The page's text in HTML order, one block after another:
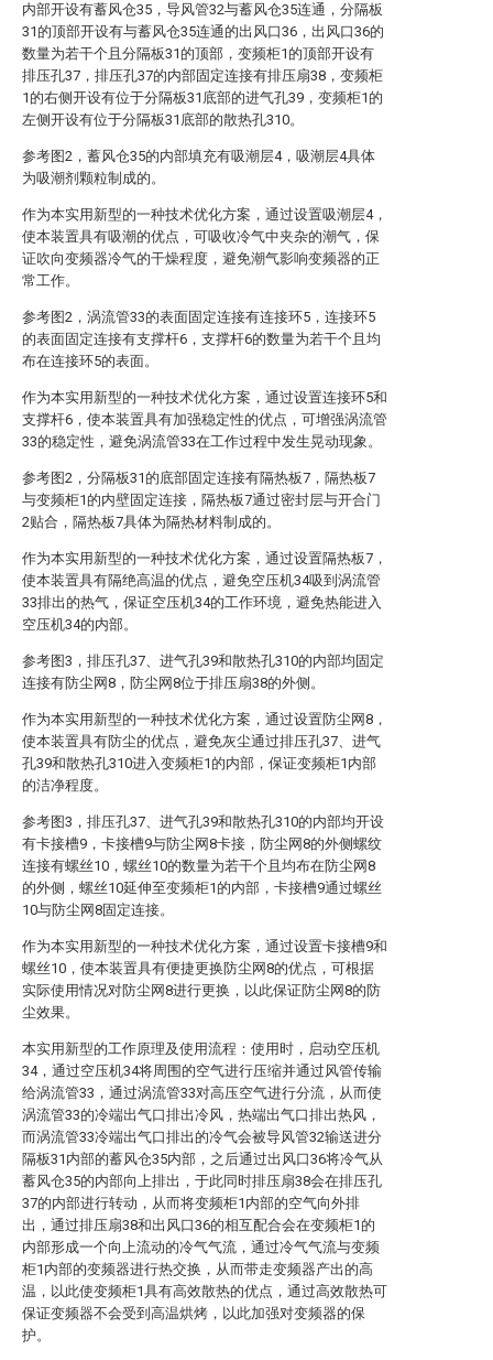
内部开设有蓄风仓35，导风管32与蓄风仓35连通，分隔板
31的顶部开设有与蓄风仓35连通的出风口36，出风口36的
数量为若干个且分隔板31的顶部，变频柜1的顶部开设有
排压孔37，排压孔37的内部固定连接有排压扇38，变频柜
1的右侧开设有位于分隔板31底部的进气孔39，变频柜1的
左侧开设有位于分隔板31底部的散热孔310。
参考图2，蓄风仓35的内部填充有吸潮层4，吸潮层4具体
为吸潮剂颗粒制成的。
作为本实用新型的一种技术优化方案，通过设置吸潮层4，
使本装置具有吸潮的优点，可吸收冷气中夹杂的潮气，保
证吹向变频器冷气的干燥程度，避免潮气影响变频器的正
常工作。
参考图2，涡流管33的表面固定连接有连接环5，连接环5
的表面固定连接有支撑杆6，支撑杆6的数量为若干个且均
布在连接环5的表面。
作为本实用新型的一种技术优化方案，通过设置连接环5和
支撑杆6，使本装置具有加强稳定性的优点，可增强涡流管
33的稳定性，避免涡流管33在工作过程中发生晃动现象。
参考图2，分隔板31的底部固定连接有隔热板7，隔热板7
与变频柜1的内壁固定连接，隔热板7通过密封层与开合门
2贴合，隔热板7具体为隔热材料制成的。
作为本实用新型的一种技术优化方案，通过设置隔热板7，
使本装置具有隔绝高温的优点，避免空压机34吸到涡流管
33排出的热气，保证空压机34的工作环境，避免热能进入
空压机34的内部。
参考图3，排压孔37、进气孔39和散热孔310的内部均固定
连接有防尘网8，防尘网8位于排压扇38的外侧。
作为本实用新型的一种技术优化方案，通过设置防尘网8，
使本装置具有防尘的优点，避免灰尘通过排压孔37、进气
孔39和散热孔310进入变频柜1的内部，保证变频柜1内部
的洁净程度。
参考图3，排压孔37、进气孔39和散热孔310的内部均开设
有卡接槽9，卡接槽9与防尘网8卡接，防尘网8的外侧螺纹
连接有螺丝10，螺丝10的数量为若干个且均布在防尘网8
的外侧，螺丝10延伸至变频柜1的内部，卡接槽9通过螺丝
10与防尘网8固定连接。
作为本实用新型的一种技术优化方案，通过设置卡接槽9和
螺丝10，使本装置具有便捷更换防尘网8的优点，可根据
实际使用情况对防尘网8进行更换，以此保证防尘网8的防
尘效果。
本实用新型的工作原理及使用流程：使用时，启动空压机
34，通过空压机34将周围的空气进行压缩并通过风管传输
给涡流管33，通过涡流管33对高压空气进行分流，从而使
涡流管33的冷端出气口排出冷风，热端出气口排出热风，
而涡流管33冷端出气口排出的冷气会被导风管32输送进分
隔板31内部的蓄风仓35内部，之后通过出风口36将冷气从
蓄风仓35的内部向上排出，于此同时排压扇38会在排压孔
37的内部进行转动，从而将变频柜1内部的空气向外排
出，通过排压扇38和出风口36的相互配合会在变频柜1的
内部形成一个向上流动的冷气气流，通过冷气气流与变频
柜1内部的变频器进行热交换，从而带走变频器产出的高
温，以此使变频柜1具有高效散热的优点，通过高效散热可
保证变频器不会受到高温烘烤，以此加强对变频器的保
护。